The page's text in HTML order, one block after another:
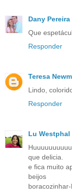
Dany Pereira
Que
Responder
Teresa
Lindo,
Responder
Lu Westphal
que delicia.
e fica muito
beijos